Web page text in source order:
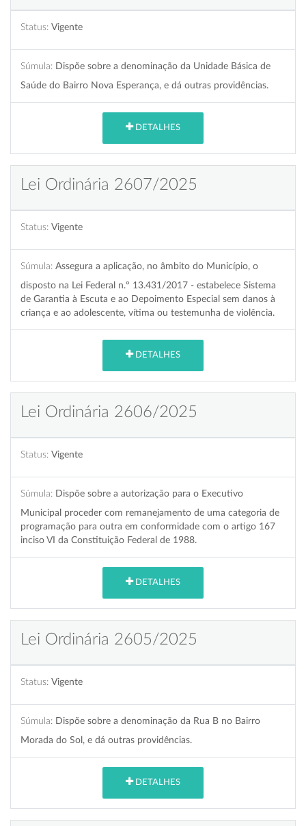
Status: Vigente
Súmula: Dispõe sobre a denominação da Unidade Básica de
Saúde do Bairro Nova Esperança, e dá outras providências.
DETALHES
Lei Ordinária 2607/2025
Status: Vigente
Súmula: Assegura a aplicação, no âmbito do Município, o
disposto na Lei Federal n.º 13.431/2017 - estabelece Sistema
de Garantia à Escuta e ao Depoimento Especial sem danos à
criança e ao adolescente, vítima ou testemunha de violência.
DETALHES
Lei Ordinária 2606/2025
Status: Vigente
Súmula: Dispõe sobre a autorização para o Executivo
Municipal proceder com remanejamento de uma categoria de
programação para outra em conformidade com o artigo 167
inciso VI da Constituição Federal de 1988.
DETALHES
Lei Ordinária 2605/2025
Status: Vigente
Súmula: Dispõe sobre a denominação da Rua B no Bairro
Morada do Sol, e dá outras providências.
DETALHES